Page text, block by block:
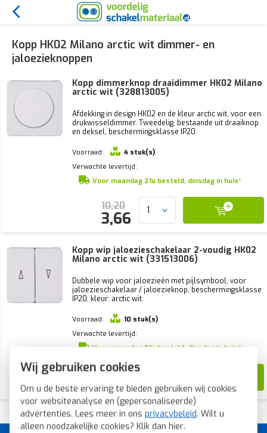
Wij gebruiken cookies
Om u de beste ervaring te bieden gebruiken wij cookies
voor websiteanalyse en (gepersonaliseerde)
advertenties. Lees meer in ons privacybeleid. Wilt u
alleen noodzakelijke cookies? Klik dan hier.
Kopp HK02 Milano arctic wit dimmer- en
jaloezieknoppen
Kopp dimmerknop draaidimmer HK02 Milano
arctic wit (328813005)
Afdekking in design HK02 en de kleur arctic wit, voor een
drukwisseldimmer. Tweedelig, bestaande uit draaiknop
en deksel, beschermingsklasse IP20.
Voorraad:
4 stuk(s)
Verwachte levertijd:
Voor maandag 21u besteld, dinsdag in huis*
10,20
3,66
Kopp wip jaloezieschakelaar 2-voudig HK02
Milano arctic wit (331513006)
Dubbele wip voor jaloezieën met pijlsymbool, voor
jaloezieschakelaar / jaloezieknop, beschermingsklasse
IP20, kleur: arctic wit.
Voorraad:
10 stuk(s)
Verwachte levertijd:
Voor maandag 21u besteld, dinsdag in huis*
11,51
3,85